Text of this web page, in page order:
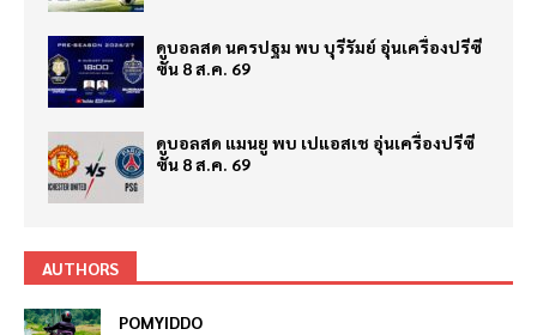
ดูบอลสด นครปฐม พบ บุรีรัมย์ อุ่นเครื่องปรีซี
ซั่น 8 ส.ค. 69
ดูบอลสด แมนยู พบ เปแอสเช อุ่นเครื่องปรีซี
ซั่น 8 ส.ค. 69
AUTHORS
POMYIDDO